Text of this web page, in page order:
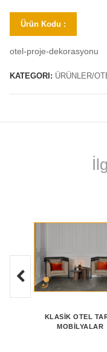
Ürün Kodu :
otel-proje-dekorasyonu
KATEGORI: ÜRÜNLER/
KLASIK OTEL
MOBILYALAR